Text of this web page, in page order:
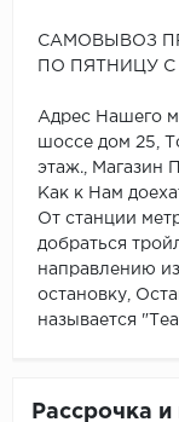
САМОВЫВОЗ
ПО ПЯТНИЦУ С
Адрес Нашего
шоссе дом 25,
этаж.,
Как к Нам
От станции
добраться
направлению
остановку,
называется
Рассрочка